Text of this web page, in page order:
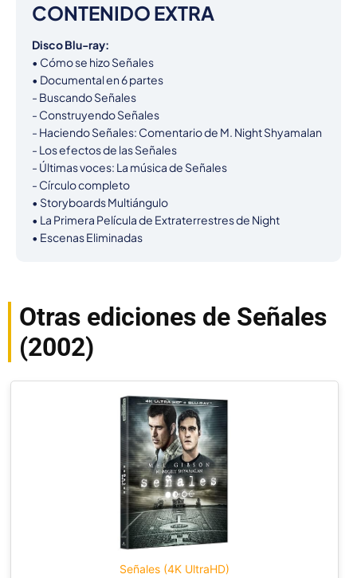
CONTENIDO EXTRA
Disco Blu-ray:
• Cómo se hizo Señales
• Documental en 6 partes
- Buscando Señales
- Construyendo Señales
- Haciendo Señales: Comentario de M. Night Shyamalan
- Los efectos de las Señales
- Últimas voces: La música de Señales
- Círculo completo
• Storyboards Multiángulo
• La Primera Película de Extraterrestres de Night
• Escenas Eliminadas
Otras ediciones de Señales
(2002)
Señales (4K UltraHD)